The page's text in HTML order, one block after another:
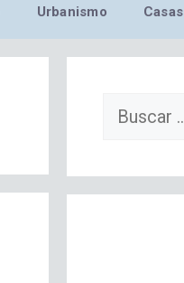
Urbanismo Casas
Buscar: